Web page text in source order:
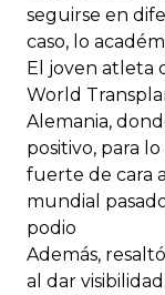
seguirse en
caso, lo
El joven atleta
World
Alemania,
positivo, para
fuerte de cara
mundial
podio
Además,
al dar